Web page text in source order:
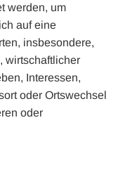
werden, um
auf eine
insbesondere,
wirtschaftlicher
Interessen,
oder Ortswechsel
oder